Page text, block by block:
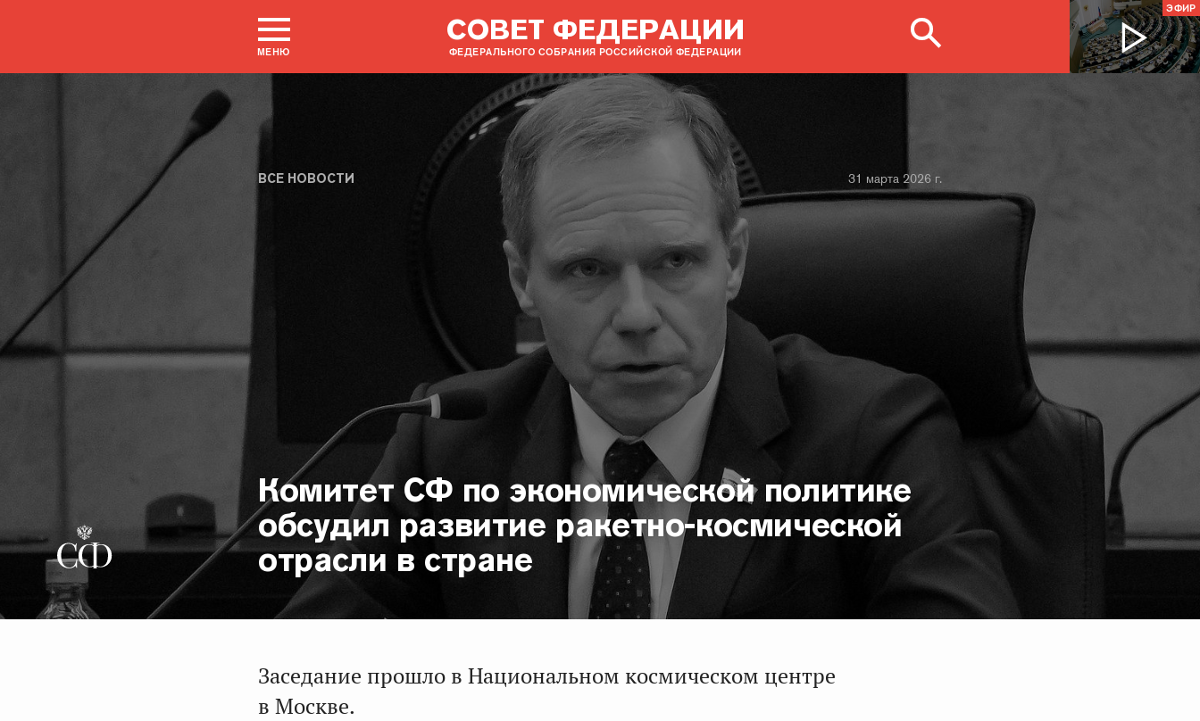
МЕНЮ
СОВЕТ ФЕДЕРАЦИИ
ФЕДЕРАЛЬНОГО СОБРАНИЯ РОССИЙСКОЙ ФЕДЕРАЦИИ
ЭФИР
ВСЕ НОВОСТИ
Комитет СФ по экономической политике
обсудил развитие ракетно-космической
отрасли в стране
31 марта 2026 г.
Заседание прошло в Национальном космическом центре
в Москве.